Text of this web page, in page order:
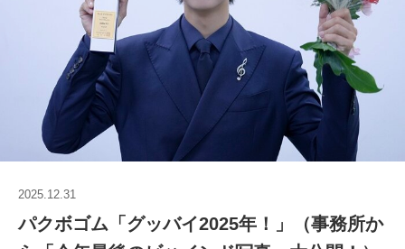
2025.12.31
パクボゴム「グッバイ2025年！」（事務所か